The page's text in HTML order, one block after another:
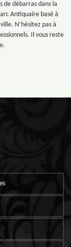
de débarras dans la
Antiquaire basé à
N’hésitez pas à
Il vous reste